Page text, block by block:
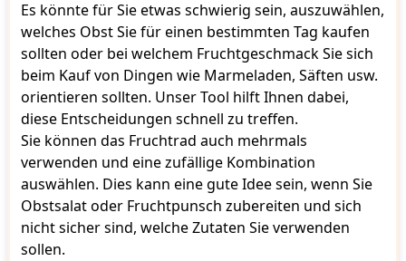
Es könnte für Sie etwas schwierig sein, auszuwählen,
welches Obst Sie für einen bestimmten Tag kaufen
sollten oder bei welchem ​​Fruchtgeschmack Sie sich
beim Kauf von Dingen wie Marmeladen, Säften usw.
orientieren sollten. Unser Tool hilft Ihnen dabei,
diese Entscheidungen schnell zu treffen.
Sie können das Fruchtrad auch mehrmals
verwenden und eine zufällige Kombination
auswählen. Dies kann eine gute Idee sein, wenn Sie
Obstsalat oder Fruchtpunsch zubereiten und sich
nicht sicher sind, welche Zutaten Sie verwenden
sollen.